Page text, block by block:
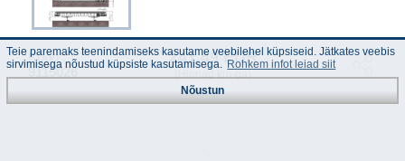
Kood :
9115026
241.49 EUR
(Hinnad km-ga)
Teie paremaks teenindamiseks kasutame veebilehel küpsiseid. Jätkates veebis
sirvimisega nõustud küpsiste kasutamisega. Rohkem infot leiad siit
Nõustun